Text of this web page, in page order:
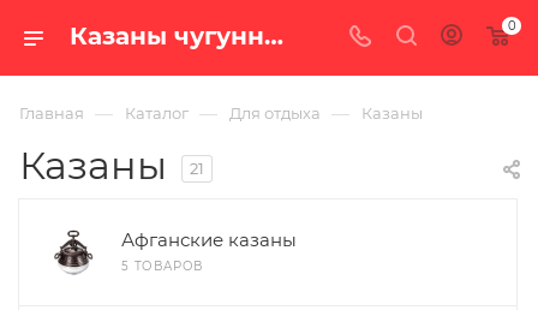
Казаны чугунные и алюминиевые — купить в Екатеринбурге, цены в интернет-магазине «100 печей.ру» 0
Главная — Каталог — Для отдыха — Казаны
Казаны 21
Афганские казаны
5 ТОВАРОВ